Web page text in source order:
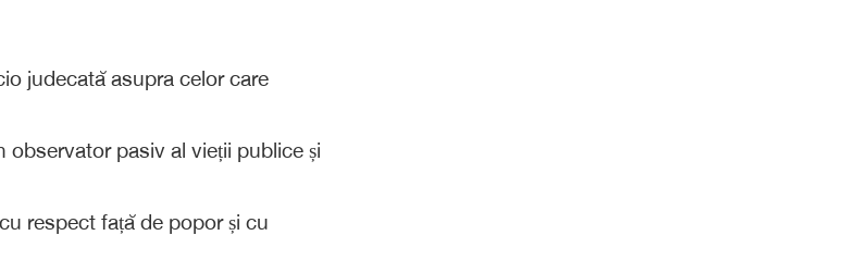
judecată asupra celor care
pasiv al vieții publice și
respect față de popor și cu